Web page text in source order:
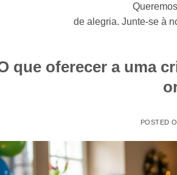
de alegria. Junte-se à
que oferecer a uma
POSTED